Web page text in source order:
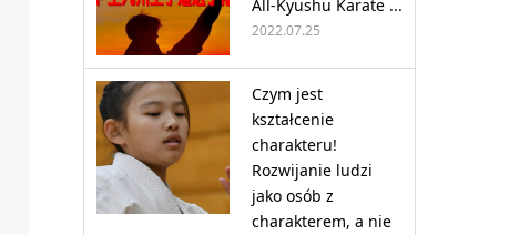
All-Kyushu Karate ...
2022.07.25
Czym jest
kształcenie
charakteru!
Rozwijanie ludzi
jako osób z
charakterem, a nie